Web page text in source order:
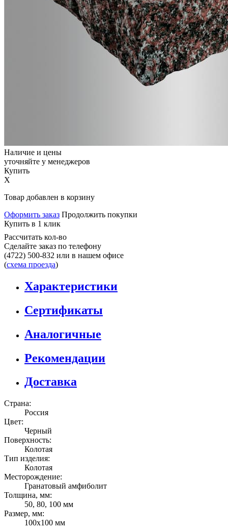
Наличие и цены
уточняйте у менеджеров
Купить
X
Товар добавлен в корзину
Оформить заказ Продолжить покупки
Купить в 1 клик
Рассчитать кол-во
Сделайте заказ по телефону
(4722) 500-832 или в нашем офисе
(схема проезда)
Характеристики
Сертификаты
Аналогичные
Рекомендации
Доставка
Страна:
Россия
Цвет:
Черный
Поверхность:
Колотая
Тип изделия:
Колотая
Месторождение:
Гранатовый амфиболит
Толщина, мм:
50, 80, 100 мм
Размер, мм:
100х100 мм